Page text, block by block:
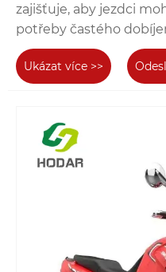
zajišťuje, aby jezdci
potřeby častého
Ukázat více >>